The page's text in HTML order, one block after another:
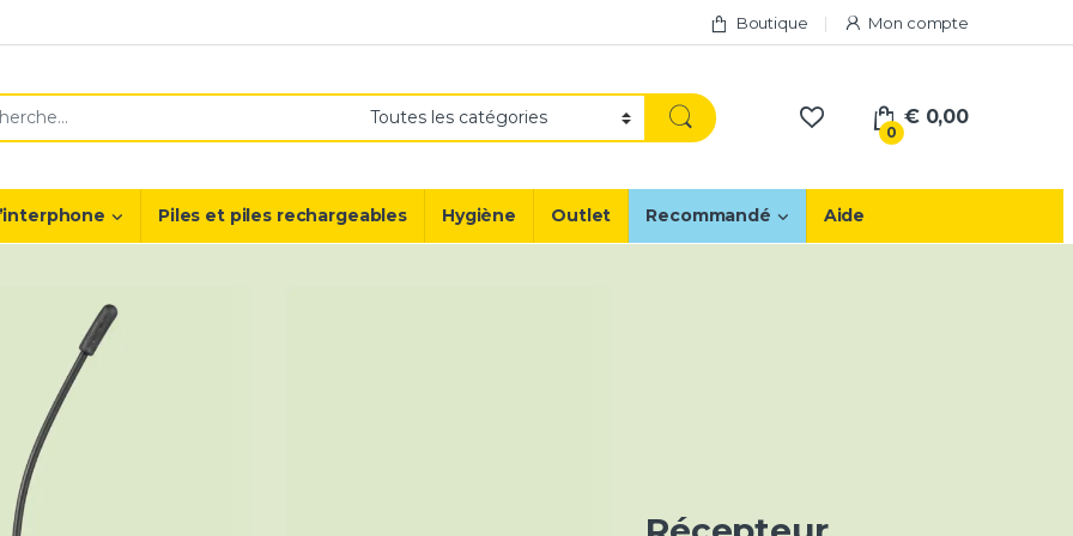
Boutique Mon compte
0
€0,00
Piles et piles rechargeables Hygiène Outlet Recommandé Aide